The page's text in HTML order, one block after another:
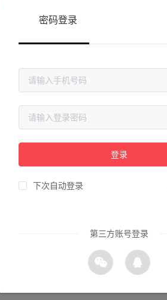
密码登录
登录
下次自动登录
第三方账号登录